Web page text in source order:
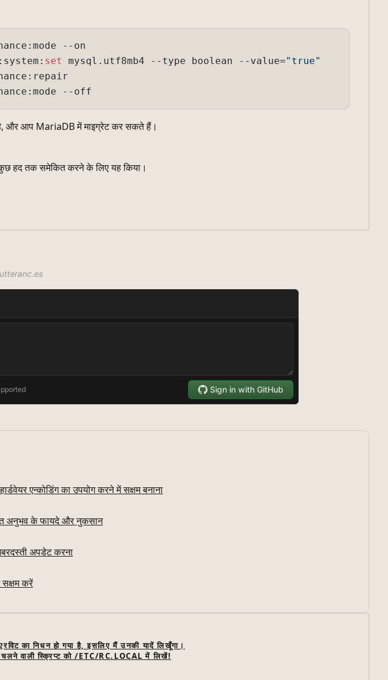
--on
set mysql.utf8mb4 --type boolean --value="true"
है, और आप MariaDB में माइग्रेट कर सकते हैं।
हद तक समेकित करने के लिए यह किया।
एन्कोडिंग का उपयोग करने में सक्षम बनाना
अनुभव के फायदे और नुकसान
अपडेट करना
करें
का निधन हो गया है, इसलिए मैं उनकी यादें लिखूँगा।
वाली स्क्रिप्ट को /ETC/RC.LOCAL में लिखें!